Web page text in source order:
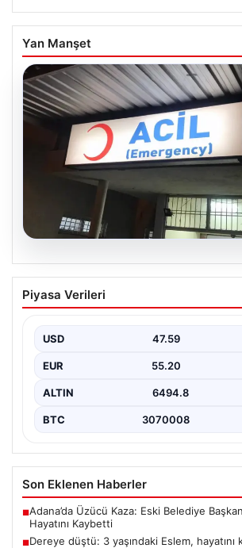
Yan Manşet
Dereye düştü: 3 yaşındaki
hayatını kaybetti
Piyasa Verileri
USD 47.59
EUR 55.20
ALTIN 6494.8
BTC 3070008
Son Eklenen Haberler
■Adana’da Üzücü Kaza: Eski Belediye
Hayatını Kaybetti
■Dereye düştü: 3 yaşındaki Eslem, hayatını